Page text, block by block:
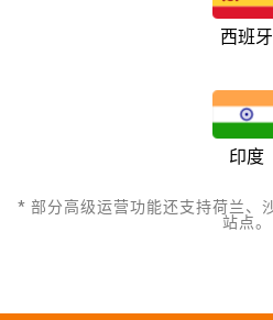
西班牙
印度
* 部分高级运营功能还支持荷兰、
站点。